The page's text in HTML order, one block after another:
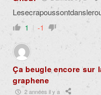
1 -1
Ça beugle encore sur
graphene
2 années il y a